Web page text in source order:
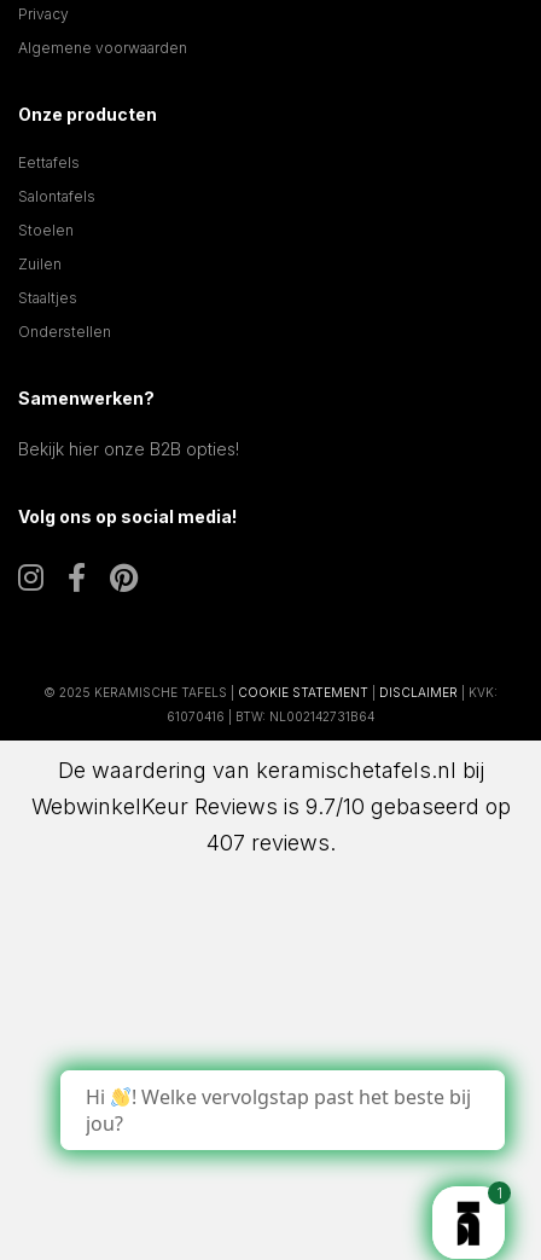
Privacy
Algemene voorwaarden
Onze producten
Eettafels
Salontafels
Stoelen
Zuilen
Staaltjes
Onderstellen
Samenwerken?
Bekijk hier onze B2B opties!
Volg ons op social media!
© 2025 KERAMISCHE TAFELS | COOKIE STATEMENT DISCLAIMER | KVK:
61070416 | BTW: NL002142731B64
De waardering van keramischetafels.nl bij
WebwinkelKeur Reviews is 9.7/10 gebaseerd op
407 reviews.
Hi
! Welke vervolgstap past het beste bij
jou?
1